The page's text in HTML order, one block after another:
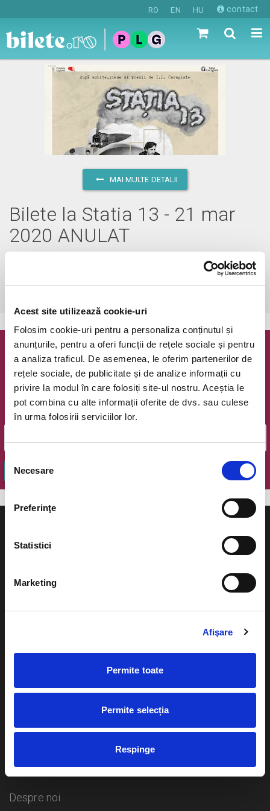
Acest site utilizează cookie-uri
Folosim cookie-uri pentru a personaliza conținutul și
anunțurile, pentru a oferi funcții de rețele sociale și pentru
a analiza traficul. De asemenea, le oferim partenerilor de
rețele sociale, de publicitate și de analize informații cu
privire la modul în care folosiți site-ul nostru. Aceștia le
pot combina cu alte informații oferite de dvs. sau culese
în urma folosirii serviciilor lor.
consimțământului
Necesare
Preferinţe
Statistici
Marketing
Afişare
Permite toate
Permite selecția
Respinge
RO EN HU contact
MAI MULTE DETALII
Bilete la Statia 13 - 21 mar
2020 ANULAT
Bucuresti, Casa Caragiale (Str. I.L.Caragiale, nr. 21-23)
Newsletter @ Bilete.ro
Oferte exclusive si o editie saptamanala cu cele mai noi
evenimente.
Email
OK
Cum comand bilete?
eBilet printat acasa
Returnare bilete
Sport
Cultura
Calendar
Despre noi